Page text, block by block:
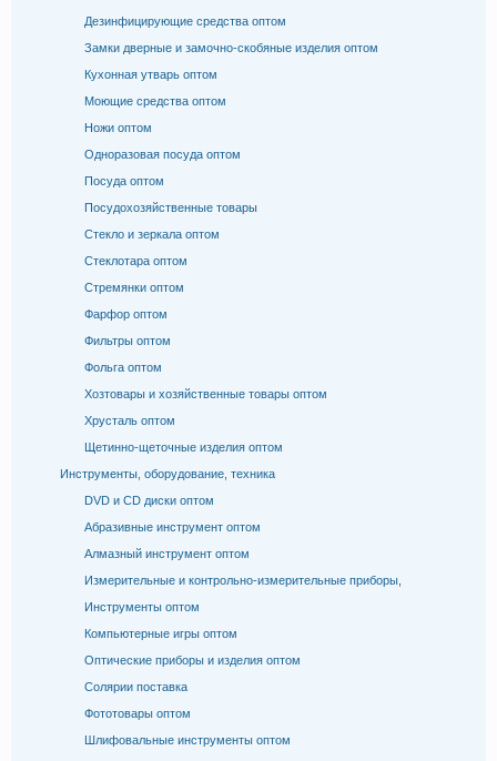
Дезинфицирующие средства оптом
Замки дверные и замочно-скобяные изделия оптом
Кухонная утварь оптом
Моющие средства оптом
Ножи оптом
Одноразовая посуда оптом
Посуда оптом
Посудохозяйственные товары
Стекло и зеркала оптом
Стеклотара оптом
Стремянки оптом
Фарфор оптом
Фильтры оптом
Фольга оптом
Хозтовары и хозяйственные товары оптом
Хрусталь оптом
Щетинно-щеточные изделия оптом
Инструменты, оборудование, техника
DVD и CD диски оптом
Абразивные инструмент оптом
Алмазный инструмент оптом
Измерительные и контрольно-измерительные приборы,
Инструменты оптом
Компьютерные игры оптом
Оптические приборы и изделия оптом
Солярии поставка
Фототовары оптом
Шлифовальные инструменты оптом